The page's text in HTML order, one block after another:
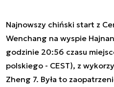
Najnowszy chiński start z
Wenchang na wyspie
godzinie 20:56 czasu
polskiego - CEST), z
Zheng 7. Była to